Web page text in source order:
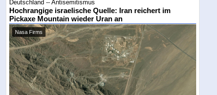
Deutschland -- Antisemitismus
Hochrangige israelische Quelle: Iran reichert im
Pickaxe Mountain wieder Uran an
Nasa Firms